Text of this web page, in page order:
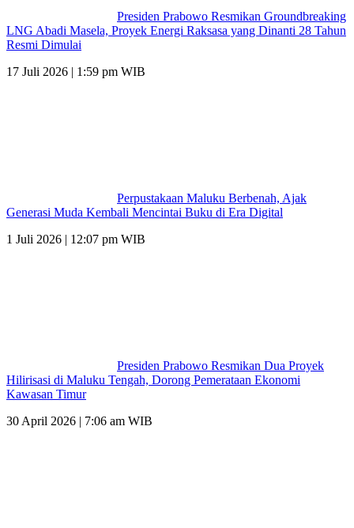
Presiden Prabowo Resmikan Groundbreaking
LNG Abadi Masela, Proyek Energi Raksasa yang Dinanti 28 Tahun
Resmi Dimulai
17 Juli 2026 | 1:59 pm WIB
Perpustakaan Maluku Berbenah, Ajak
Generasi Muda Kembali Mencintai Buku di Era Digital
1 Juli 2026 | 12:07 pm WIB
Presiden Prabowo Resmikan Dua Proyek
Hilirisasi di Maluku Tengah, Dorong Pemerataan Ekonomi
Kawasan Timur
30 April 2026 | 7:06 am WIB